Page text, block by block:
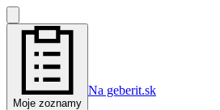
Moje zoznamy
Na geberit.sk